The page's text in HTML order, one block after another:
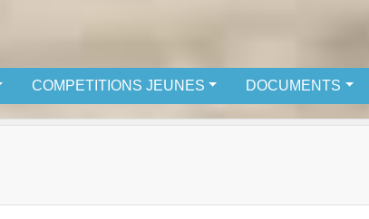
COMPETITIONS JEUNES DOCUMENTS